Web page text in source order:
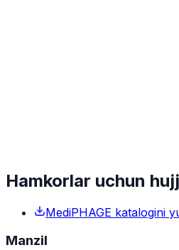
Hamkorlar uchun
MediPHAGE katalogini
Manzil